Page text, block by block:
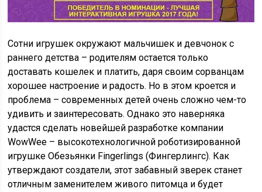
Сотни игрушек окружают мальчишек и девчонок с
раннего детства – родителям остается только
доставать кошелек и платить, даря своим сорванцам
хорошее настроение и радость. Но в этом кроется и
проблема – современных детей очень сложно чем-то
удивить и заинтересовать. Однако это наверняка
удастся сделать новейшей разработке компании
WowWee – высокотехнологичной роботизированной
игрушке Обезьянки Fingerlings (Фингерлингс). Как
утверждают создатели, этот забавный зверек станет
отличным заменителем живого питомца и будет